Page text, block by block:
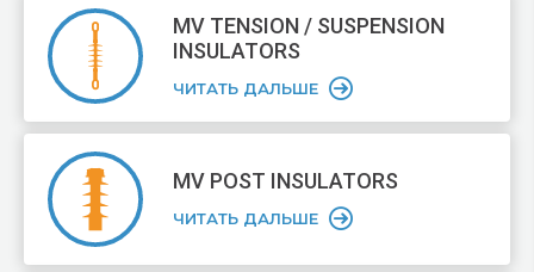
MV TENSION / SUSPENSION
INSULATORS
ЧИТАТЬ ДАЛЬШЕ
MV POST INSULATORS
ЧИТАТЬ ДАЛЬШЕ